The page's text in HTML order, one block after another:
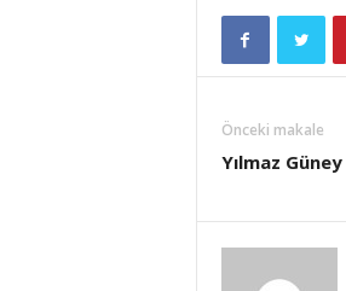
Önceki makale
Yılmaz